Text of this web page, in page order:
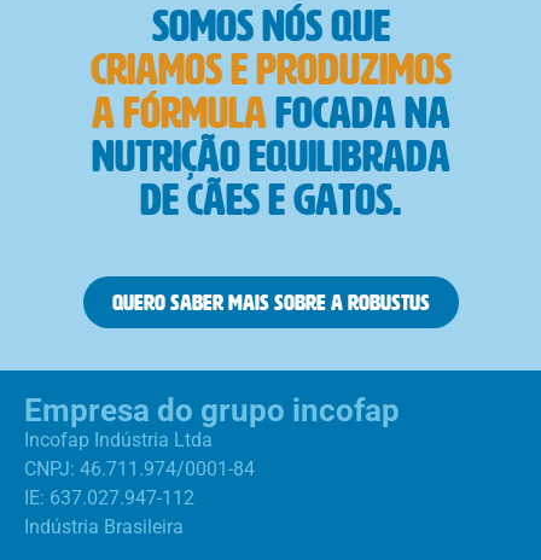
Somos nós que
criamos e produzimos
a fórmulafocada na
nutrição equilibrada
de cães e gatos.
Quero saber mais sobre a Robustus
Empresa do grupo incofap
Incofap Indústria Ltda
CNPJ: 46.711.974/0001-84
IE: 637.027.947-112
Indústria Brasileira